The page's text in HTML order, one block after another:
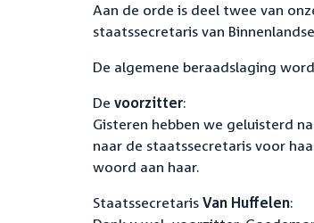
Aan de orde is deel twee van
staatssecretaris van
De algemene beraadslaging
De voorzitter:
Gisteren hebben we geluisterd
naar de staatssecretaris voor
woord aan haar.
Staatssecretaris Van Huffelen: